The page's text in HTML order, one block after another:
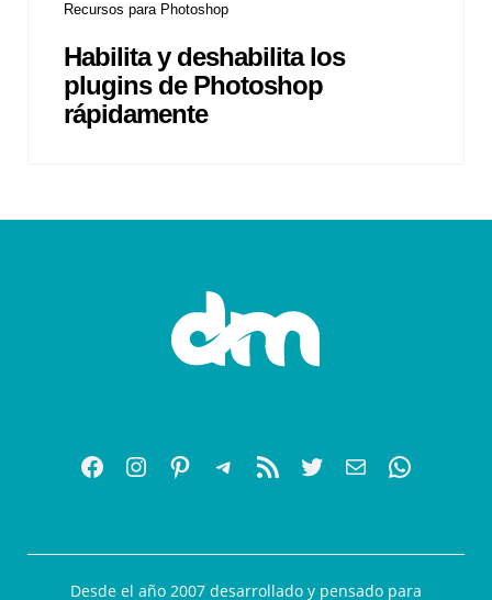
Recursos para Photoshop
Habilita y deshabilita los
plugins de Photoshop
rápidamente
Desde el año 2007 desarrollado y pensado para